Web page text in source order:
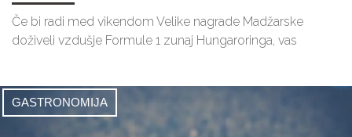
Če bi radi med vikendom Velike nagrade Madžarske
doživeli vzdušje Formule 1 zunaj Hungaroringa, vas
GASTRONOMIJA